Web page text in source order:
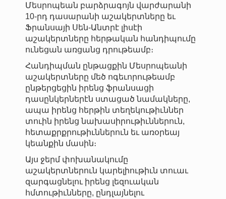
Մեսրոպեան բարձրագոյն վարժարանի
10-րդ դասարանի աշակերտները եւ
Ֆրանսայի Սեն-Անտրէ լիսէի
աշակերտները հերթական հանդիպումը
ունեցան առցանց դրութեամբ։
Հանդիպման ընթացքին Մեսրոպեանի
աշակերտները մեծ ոգեւորութեամբ
ընթերցեցին իրենց ֆրանսացի
դասընկերներէն ստացած նամակները,
ապա իրենց հերթին տեղեկութիւններ
տուին իրենց նախասիրութիւններուն,
հետաքրքրութիւններուն եւ առօրեայ
կեանքին մասին։
Այս ջերմ փոխանակումը
աշակերտներուն կարելիութիւն տուաւ
զարգացնելու իրենց լեզուական
հմտութիւնները, ընդլայնելու